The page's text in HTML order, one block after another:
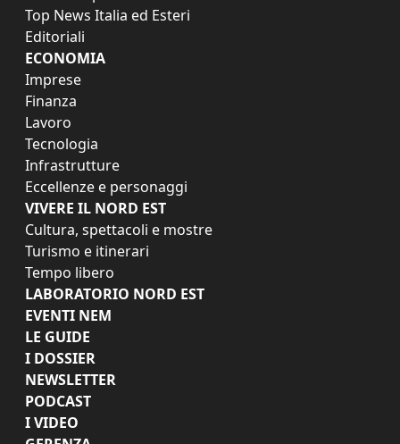
Top News Italia ed Esteri
Editoriali
ECONOMIA
Imprese
Finanza
Lavoro
Tecnologia
Infrastrutture
Eccellenze e personaggi
VIVERE IL NORD EST
Cultura, spettacoli e mostre
Turismo e itinerari
Tempo libero
LABORATORIO NORD EST
EVENTI NEM
LE GUIDE
I DOSSIER
NEWSLETTER
PODCAST
I VIDEO